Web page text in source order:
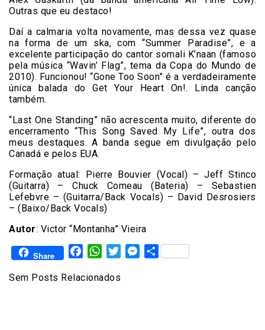
Outras que eu destaco!
Daí a calmaria volta novamente, mas dessa vez quase
na forma de um ska, com “Summer Paradise”, e a
excelente participação do cantor somali K’naan (famoso
pela música “Wavin’ Flag”, tema da Copa do Mundo de
2010). Funcionou! “Gone Too Soon” é a verdadeiramente
única balada do Get Your Heart On!. Linda canção
também.
“Last One Standing” não acrescenta muito, diferente do
encerramento “This Song Saved My Life”, outra dos
meus destaques. A banda segue em divulgação pelo
Canadá e pelos EUA.
Formação atual: Pierre Bouvier (Vocal) – Jeff Stinco
(Guitarra) – Chuck Comeau (Bateria) – Sebastien
Lefebvre – (Guitarra/Back Vocals) – David Desrosiers
– (Baixo/Back Vocals)
Autor: Victor “Montanha” Vieira
Share FacebookWhatsAppTwitterMessenger
Share
Sem Posts Relacionados